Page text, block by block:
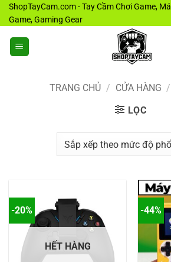
Bỏ
qua
nội
dung
ShopTayCam.com - Tay Cầm Chơi Game,
Game, Gaming Gear
TRANG CHỦ / CỬA HÀNG /
LỌC
-20%
HẾT HÀNG
-44%